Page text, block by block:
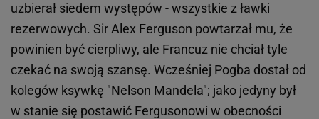
uzbierał siedem występów - wszystkie z ławki
rezerwowych. Sir Alex Ferguson powtarzał mu, że
powinien być cierpliwy, ale Francuz nie chciał tyle
czekać na swoją szansę. Wcześniej Pogba dostał od
kolegów ksywkę "Nelson Mandela"; jako jedyny był
w stanie się postawić Fergusonowi w obecności